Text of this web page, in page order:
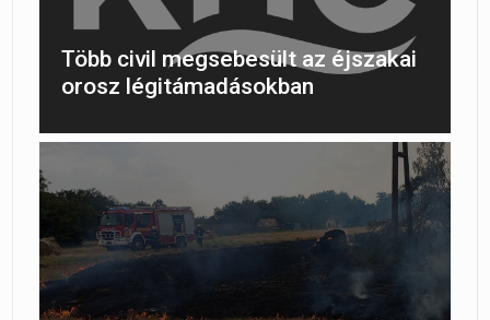
Több civil megsebesült az éjszakai
orosz légitámadásokban